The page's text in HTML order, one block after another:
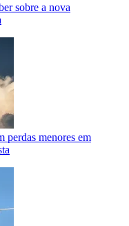
sobre a nova
perdas menores em